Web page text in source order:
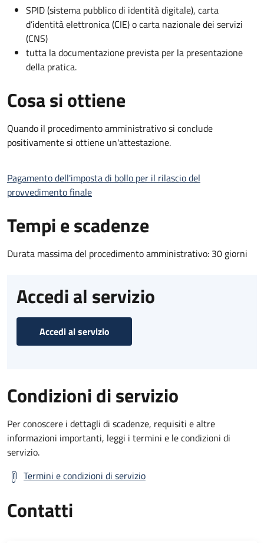
SPID (sistema pubblico di identità digitale), carta
d’identità elettronica (CIE) o carta nazionale dei servizi
(CNS)
tutta la documentazione prevista per la presentazione
della pratica.
Cosa si ottiene
Quando il procedimento amministrativo si conclude
positivamente si ottiene un'attestazione.
Pagamento dell'imposta di bollo per il rilascio del
provvedimento finale
Tempi e scadenze
Durata massima del procedimento amministrativo: 30 giorni
Accedi al servizio
Accedi al servizio
Condizioni di servizio
Per conoscere i dettagli di scadenze, requisiti e altre
informazioni importanti, leggi i termini e le condizioni di
servizio.
Termini e condizioni di servizio
Contatti